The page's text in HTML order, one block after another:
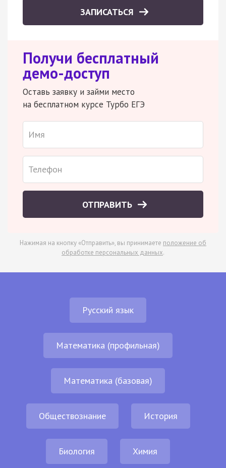
ЗАПИСАТЬСЯ
Получи бесплатный
демо-доступ
Оставь заявку и займи место
на бесплатном курсе Турбо ЕГЭ
ОТПРАВИТЬ
Нажимая на кнопку «Отправить», вы принимаете положение об
обработке персональных данных.
Русский язык
Математика (профильная)
Математика (базовая)
Обществознание История
Биология Химия